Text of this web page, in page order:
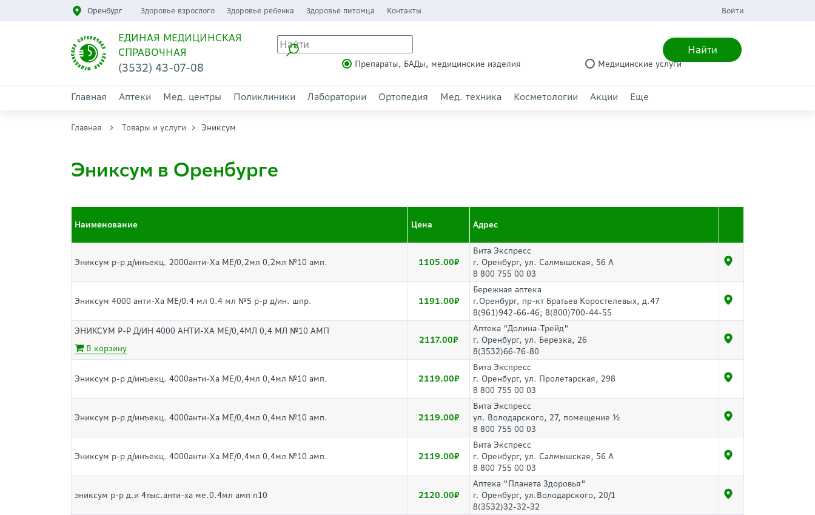
Оренбург Здоровье взрослого Здоровье ребенка Здоровье питомца Контакты Войти
ЕДИНАЯ МЕДИЦИНСКАЯ
СПРАВОЧНАЯ
(3532) 43-07-08
Найти
Препараты, БАДы, медицинские изделия Медицинские услуги
Главная Аптеки Мед. центры Поликлиники Лаборатории Ортопедия Мед. техника Косметологии Акции Еще
Главная Товары и услуги Эниксум
Эниксум в Оренбурге
Наименование Цена Адрес
Эниксум р-р д/инъекц. 2000анти-Ха МЕ/0,2мл 0,2мл №10 амп. 1105.00
Вита Экспресс
г. Оренбург, ул. Салмышская, 56 А
8 800 755 00 03
Эниксум 4000 анти-Ха МЕ/0.4 мл 0.4 мл №5 р-р д/ин. шпр. 1191.00
Бережная аптека
г.Оренбург, пр-кт Братьев Коростелевых, д.47
8(961)942-66-46; 8(800)700-44-55
ЭНИКСУМ Р-Р Д/ИН 4000 АНТИ-ХА МЕ/0,4МЛ 0,4 МЛ №10 АМП
В корзину
2117.00
Аптека "Долина-Трейд"
г. Оренбург, ул. Березка, 26
8(3532)66-76-80
Эниксум р-р д/инъекц. 4000анти-Ха МЕ/0,4мл 0,4мл №10 амп. 2119.00
Вита Экспресс
г. Оренбург, ул. Пролетарская, 298
8 800 755 00 03
Эниксум р-р д/инъекц. 4000анти-Ха МЕ/0,4мл 0,4мл №10 амп. 2119.00
Вита Экспресс
ул. Володарского, 27, помещение ½
8 800 755 00 03
Эниксум р-р д/инъекц. 4000анти-Ха МЕ/0,4мл 0,4мл №10 амп. 2119.00
Вита Экспресс
г. Оренбург, ул. Салмышская, 56 А
8 800 755 00 03
эниксум р-р д.и 4тыс.анти-ха ме.0.4мл амп n10 2120.00
Аптека "Планета Здоровья"
г. Оренбург, ул.Володарского, 20/1
8(3532)32-32-32